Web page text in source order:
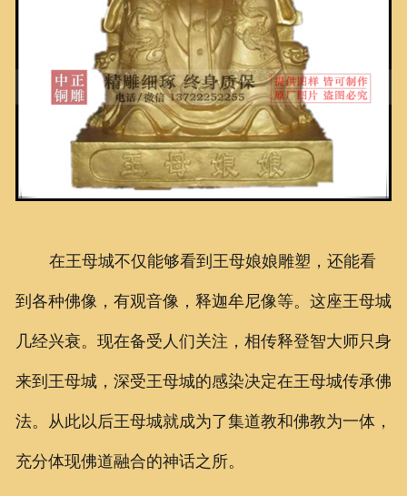
在王母城不仅能够看到王母娘娘雕塑，还能看
到各种佛像，有观音像，释迦牟尼像等。这座王母城
几经兴衰。现在备受人们关注，相传释登智大师只身
来到王母城，深受王母城的感染决定在王母城传承佛
法。从此以后王母城就成为了集道教和佛教为一体，
充分体现佛道融合的神话之所。